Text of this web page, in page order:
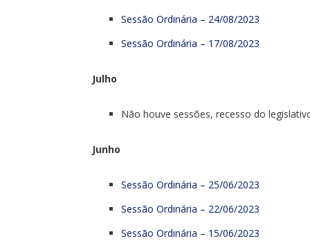
Sessão Ordinária – 24/08/2023
Sessão Ordinária – 17/08/2023
Julho
Não houve sessões, recesso do
Junho
Sessão Ordinária – 25/06/2023
Sessão Ordinária – 22/06/2023
Sessão Ordinária – 15/06/2023